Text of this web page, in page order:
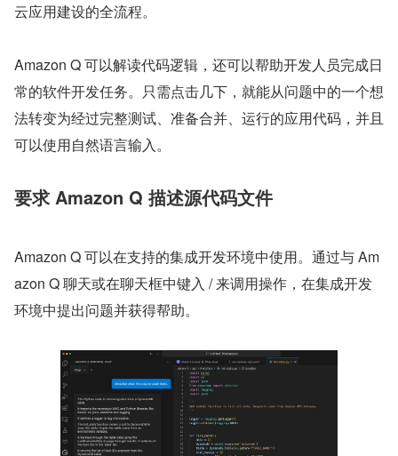
云应用建设的全流程。
Amazon Q 可以解读代码逻辑，还可以帮助开发人员完成日
常的软件开发任务。只需点击几下，就能从问题中的一个想
法转变为经过完整测试、准备合并、运行的应用代码，并且
可以使用自然语言输入。
要求 Amazon Q 描述源代码文件
Amazon Q 可以在支持的集成开发环境中使用。通过与 Am
azon Q 聊天或在聊天框中键入 / 来调用操作，在集成开发
环境中提出问题并获得帮助。